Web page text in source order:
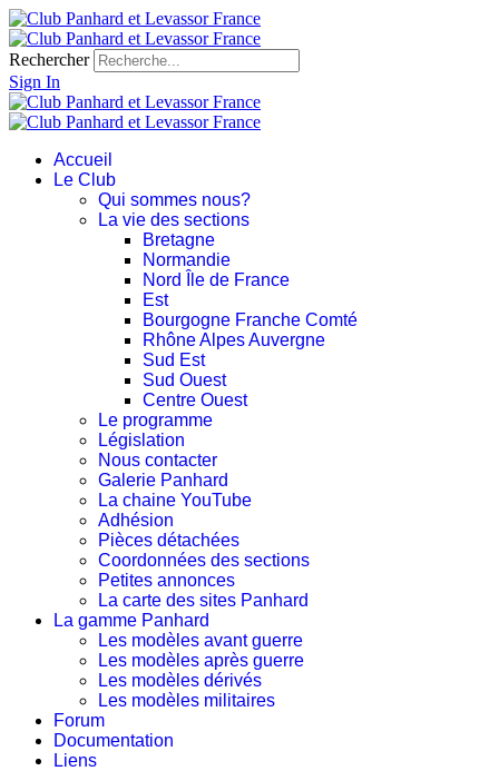
Rechercher
Sign In
Accueil
Le Club
Qui sommes nous?
La vie des sections
Bretagne
Normandie
Nord Île de France
Est
Bourgogne Franche Comté
Rhône Alpes Auvergne
Sud Est
Sud Ouest
Centre Ouest
Le programme
Législation
Nous contacter
Galerie Panhard
La chaine YouTube
Adhésion
Pièces détachées
Coordonnées des sections
Petites annonces
La carte des sites Panhard
La gamme Panhard
Les modèles avant guerre
Les modèles après guerre
Les modèles dérivés
Les modèles militaires
Forum
Documentation
Liens